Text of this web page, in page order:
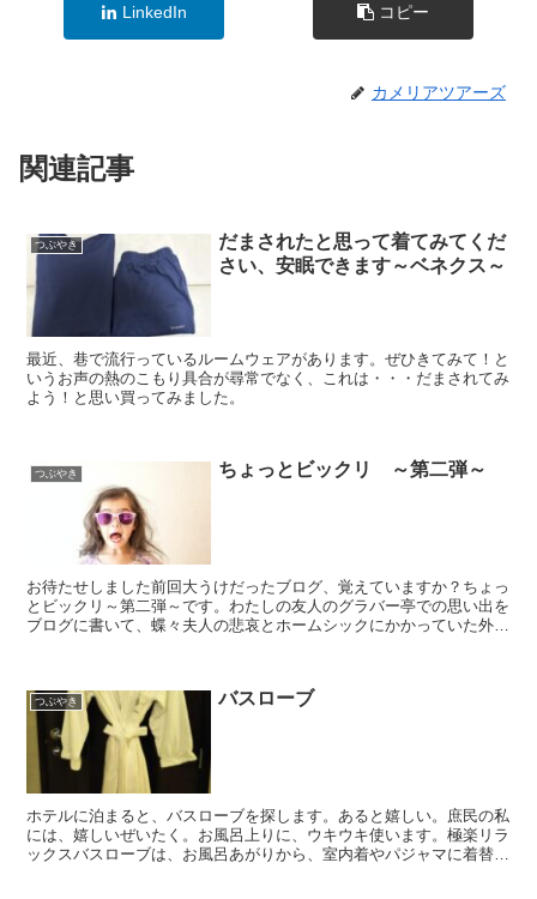
LinkedIn コピー
カメリアツアーズ
関連記事
つぶやき
だまされたと思って着てみてくだ
さい、安眠できます～ベネクス～
最近、巷で流行っているルームウェアがあります。ぜひきてみて！と
いうお声の熱のこもり具合が尋常でなく、これは・・・だまされてみ
よう！と思い買ってみました。
つぶやき ちょっとビックリ ～第二弾～
お待たせしました前回大うけだったブログ、覚えていますか？ちょっ
とビックリ～第二弾～です。わたしの友人のグラバー亭での思い出を
ブログに書いて、蝶々夫人の悲哀とホームシックにかかっていた外国
つぶやき バスローブ
ホテルに泊まると、バスローブを探します。あると嬉しい。庶民の私
には、嬉しいぜいたく。お風呂上りに、ウキウキ使います。極楽リラ
ックスバスローブは、お風呂あがりから、室内着やパジャマに着替え